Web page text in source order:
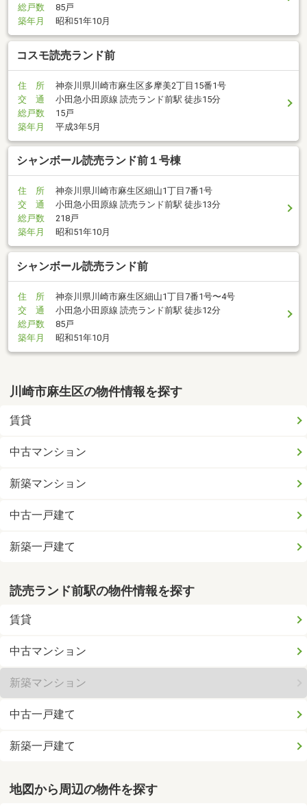
総戸数
85戸
築年月
昭和51年10月
コスモ読売ランド前
住 所
神奈川県川崎市麻生区多摩美2丁目15番1号
交 通
小田急小田原線 読売ランド前駅 徒歩15分
総戸数
15戸
築年月
平成3年5月
シャンボール読売ランド前１号棟
住 所
神奈川県川崎市麻生区細山1丁目7番1号
交 通
小田急小田原線 読売ランド前駅 徒歩13分
総戸数
218戸
築年月
昭和51年10月
シャンボール読売ランド前
住 所
神奈川県川崎市麻生区細山1丁目7番1号〜4号
交 通
小田急小田原線 読売ランド前駅 徒歩12分
総戸数
85戸
築年月
昭和51年10月
川崎市麻生区の物件情報を探す
賃貸
中古マンション
新築マンション
中古一戸建て
新築一戸建て
読売ランド前駅の物件情報を探す
賃貸
中古マンション
新築マンション
中古一戸建て
新築一戸建て
地図から周辺の物件を探す